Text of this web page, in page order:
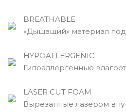
BREATHABLE
«Дышащий» материал
HYPOALLERGENIC
Гипоаллергенные
LASER CUT FOAM
Вырезанные лазером